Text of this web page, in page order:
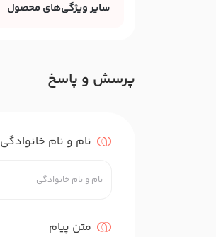
سایر ویژگی‌های محصول
پرسش و پاسخ
نام و نام خانوادگی
متن پیام